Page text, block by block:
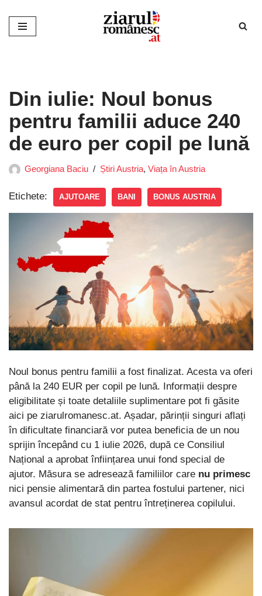
Sari
Din iulie: Noul bonus
pentru familii aduce 240
de euro per copil pe lună
Georgiana Baciu Știri Austria, Viața în Austria
Etichete: AJUTOARE BANI BONUS AUSTRIA
Noul bonus pentru familii a fost finalizat. Acesta va oferi
până la 240 EUR per copil pe lună. Informații despre
eligibilitate și toate detaliile suplimentare pot fi găsite
aici pe ziarulromanesc.at. Așadar, părinții singuri aflați
în dificultate financiară vor putea beneficia de un nou
sprijin începând cu 1 iulie 2026, după ce Consiliul
Național a aprobat înființarea unui fond special de
ajutor. Măsura se adresează familiilor care nu primesc
nici pensie alimentară din partea fostului partener, nici
avansul acordat de stat pentru întreținerea copilului.